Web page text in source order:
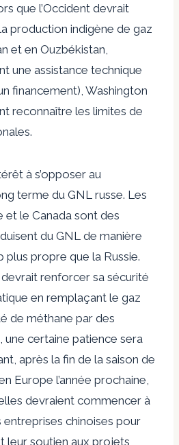
que l’Occident devrait
production indigène de gaz
et en Ouzbékistan,
une assistance technique
financement), Washington
reconnaître les limites de
à s’opposer au
terme du GNL russe. Les
et le Canada sont des
du GNL de manière
plus propre que la Russie.
devrait renforcer sa sécurité
en remplaçant le gaz
de méthane par des
une certaine patience sera
après la fin de la saison de
Europe l’année prochaine,
devraient commencer à
entreprises chinoises pour
leur soutien aux projets